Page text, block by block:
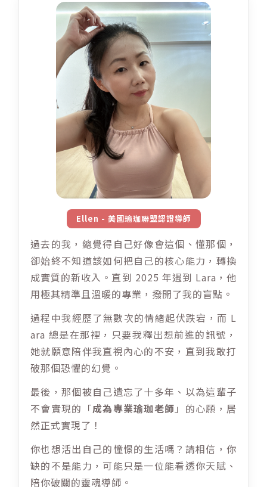
Ellen - 美國瑜珈聯盟認證導師
過去的我，總覺得自己好像會這個、懂那個，
卻始終不知道該如何把自己的核心能力，轉換
成實質的新收入。直到 2025 年遇到 Lara，他
用極其精準且溫暖的專業，撥開了我的盲點。
過程中我經歷了無數次的情緒起伏跌宕，而 L
ara 總是在那裡，只要我釋出想前進的訊號，
她就願意陪伴我直視內心的不安，直到我敢打
破那個恐懼的幻覺。
最後，那個被自己遺忘了十多年、以為這輩子
不會實現的「成為專業瑜珈老師 」的心願，居
然正式實現了！
你也想活出自己的憧憬的生活嗎？請相信，你
缺的不是能力，可能只是一位能看透你天賦、
陪你破關的靈魂導師。